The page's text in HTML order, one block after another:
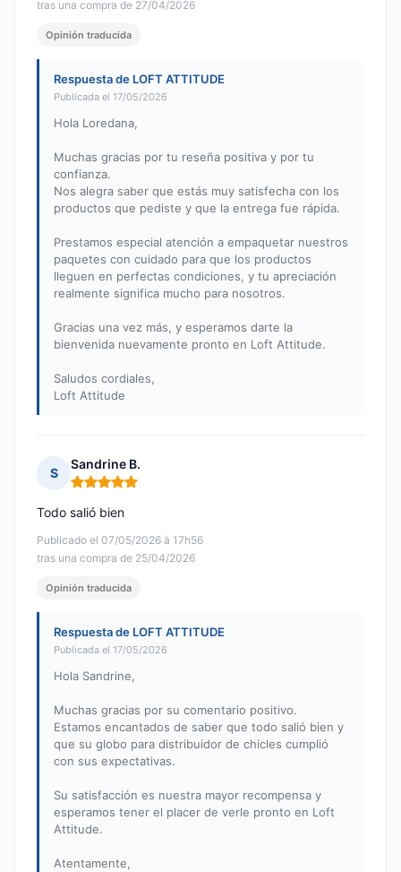
tras una compra de 27/04/2026
Opinión traducida
Respuesta de LOFT ATTITUDE
Publicada el 17/05/2026
Hola Loredana,
Muchas gracias por tu reseña positiva y por tu
confianza.
Nos alegra saber que estás muy satisfecha con los
productos que pediste y que la entrega fue rápida.
Prestamos especial atención a empaquetar nuestros
paquetes con cuidado para que los productos
lleguen en perfectas condiciones, y tu apreciación
realmente significa mucho para nosotros.
Gracias una vez más, y esperamos darte la
bienvenida nuevamente pronto en Loft Attitude.
Saludos cordiales,
Loft Attitude
S
Sandrine B.
Nota: 5 de 5
Publicado el 07/05/2026 à 17h56
tras una compra de 25/04/2026
Todo salió bien
Opinión traducida
Respuesta de LOFT ATTITUDE
Publicada el 17/05/2026
Hola Sandrine,
Muchas gracias por su comentario positivo.
Estamos encantados de saber que todo salió bien y
que su globo para distribuidor de chicles cumplió
con sus expectativas.
Su satisfacción es nuestra mayor recompensa y
esperamos tener el placer de verle pronto en Loft
Attitude.
Atentamente,